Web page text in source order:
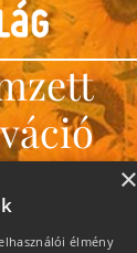
le!
×
élmény